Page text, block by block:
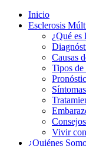
Inicio
Esclerosis
¿Qué es
Causas
Tipos
Vivir
¿Quiénes